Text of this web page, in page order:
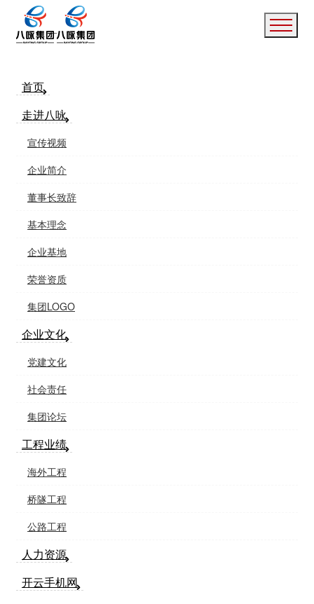
首页
走进八咏
宣传视频
企业简介
董事长致辞
基本理念
企业基地
荣誉资质
集团LOGO
企业文化
党建文化
社会责任
集团论坛
工程业绩
海外工程
桥隧工程
公路工程
人力资源
开云手机网